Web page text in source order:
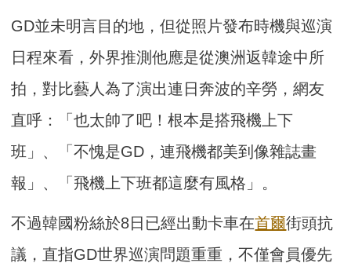
GD並未明言目的地，但從照片發布時機與巡演
日程來看，外界推測他應是從澳洲返韓途中所
拍，對比藝人為了演出連日奔波的辛勞，網友
直呼：「也太帥了吧！根本是搭飛機上下
班」、「不愧是GD，連飛機都美到像雜誌畫
報」、「飛機上下班都這麼有風格」。
不過韓國粉絲於8日已經出動卡車在首爾街頭抗
議，直指GD世界巡演問題重重，不僅會員優先